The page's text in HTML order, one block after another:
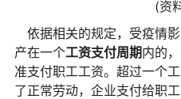
(资
依据相关的规定，受疫情
产在一个工资支付周期内的
准支付职工工资。超过一个
了正常劳动，企业支付给职